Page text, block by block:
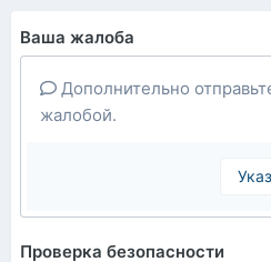
Ваша жалоба
Дополнительно
жалобой.
Проверка безопасности